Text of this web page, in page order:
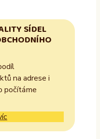
SÍDEL
na adrese i
počítáme